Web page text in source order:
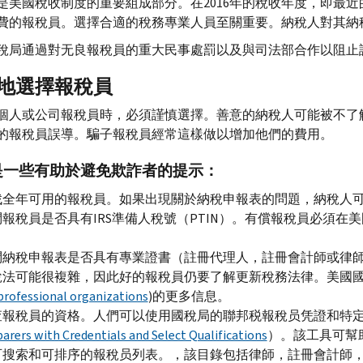
的報稅員。選擇合適的稅務專業人員至關重要。納稅人對其
局通過對无良報稅員的重大民事處罰以及與司法部合作以阻
選擇報稅員
人或公司報稅員時，必須謹慎選擇。善意的納稅人可能被不
報稅員誤導。騙子報稅員經常這樣做以增加他們的費用。
些有助於避免欺詐者的提示：
年可用的報稅員。如果出現關於納稅申報表的問題，納稅人
稅員是否具有IRS準備人稅號（PTIN）。有償報稅員必須在
稅申報表是否具有專業證書（註冊代理人，註冊會計師或律
可能很複雜，因此好的報稅員仍要了解更新稅務法律。美國
organizations)的更多信息。
稅員的資格。人們可以使用國稅局的聯邦税報稅员凭證和特
with Credentials and Select Qualifications）。該工具可
索和可排序的報稅员列表。，該目錄包括律師，註冊會計師